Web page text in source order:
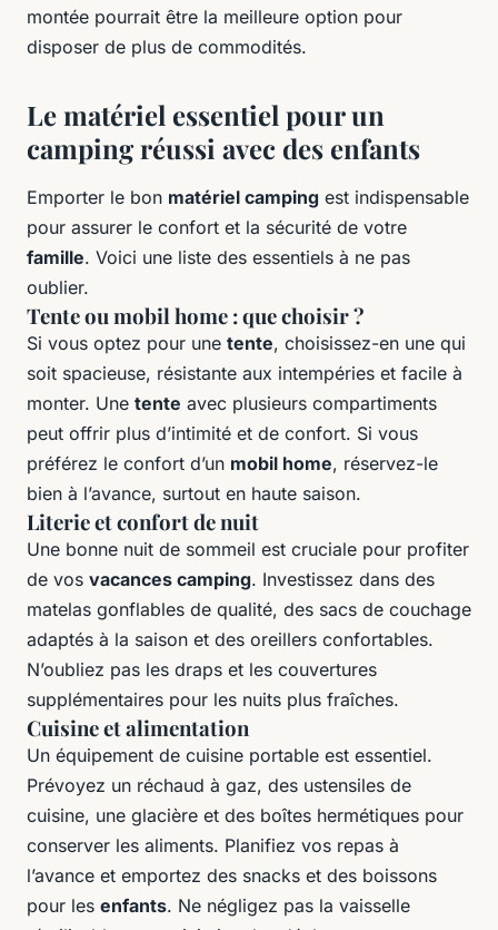
montée pourrait être la meilleure option pour
disposer de plus de commodités.
Le matériel essentiel pour un
camping réussi avec des enfants
Emporter le bon matériel camping est indispensable
pour assurer le confort et la sécurité de votre
famille. Voici une liste des essentiels à ne pas
oublier.
Tente ou mobil home : que choisir ?
Si vous optez pour une tente, choisissez-en une qui
soit spacieuse, résistante aux intempéries et facile à
monter. Une tente avec plusieurs compartiments
peut offrir plus d’intimité et de confort. Si vous
préférez le confort d’un mobil home, réservez-le
bien à l’avance, surtout en haute saison.
Literie et confort de nuit
Une bonne nuit de sommeil est cruciale pour profiter
de vos vacances camping. Investissez dans des
matelas gonflables de qualité, des sacs de couchage
adaptés à la saison et des oreillers confortables.
N’oubliez pas les draps et les couvertures
supplémentaires pour les nuits plus fraîches.
Cuisine et alimentation
Un équipement de cuisine portable est essentiel.
Prévoyez un réchaud à gaz, des ustensiles de
cuisine, une glacière et des boîtes hermétiques pour
conserver les aliments. Planifiez vos repas à
l’avance et emportez des snacks et des boissons
pour les enfants. Ne négligez pas la vaisselle